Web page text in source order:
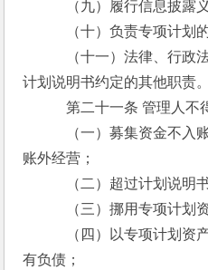
（九）履行信息披露义
（十）负责专项计划的
（十一）法律、行政法
计划说明书约定的其他职责。
第二十一条 管理人不得
（一）募集资金不入账
账外经营；
（二）超过计划说明书
（三）挪用专项计划资
（四）以专项计划资产
有负债；